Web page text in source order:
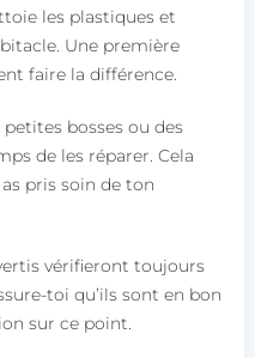
les plastiques et
Une première
faire la différence.
bosses ou des
de les réparer. Cela
pris soin de ton
vérifieront toujours
toi qu’ils sont en bon
sur ce point.